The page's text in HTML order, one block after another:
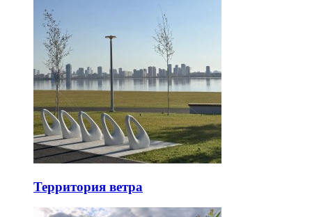
Территория ветра